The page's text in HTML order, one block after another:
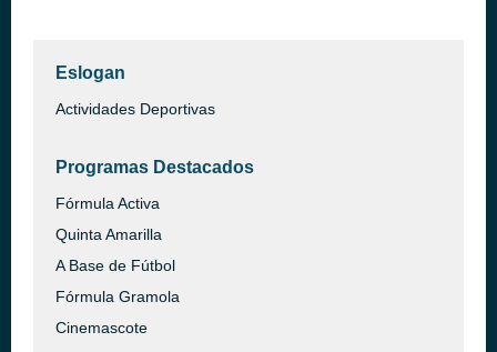
Eslogan
Actividades Deportivas
Programas Destacados
Fórmula Activa
Quinta Amarilla
A Base de Fútbol
Fórmula Gramola
Cinemascote